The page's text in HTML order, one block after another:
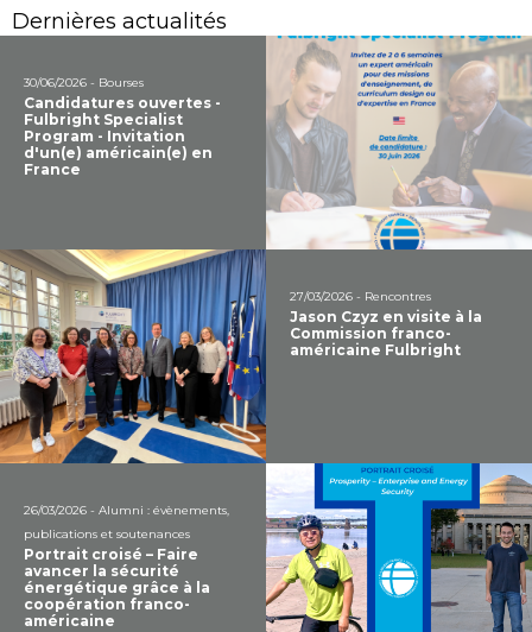
Dernières actualités
30/06/2026 - Bourses
Candidatures ouvertes -
Fulbright Specialist
Program - Invitation
d'un(e) américain(e) en
France
27/03/2026 - Rencontres
Jason Czyz en visite à la
Commission franco-
américaine Fulbright
26/03/2026 - Alumni : évènements,
publications et soutenances
Portrait croisé – Faire
avancer la sécurité
énergétique grâce à la
coopération franco-
américaine